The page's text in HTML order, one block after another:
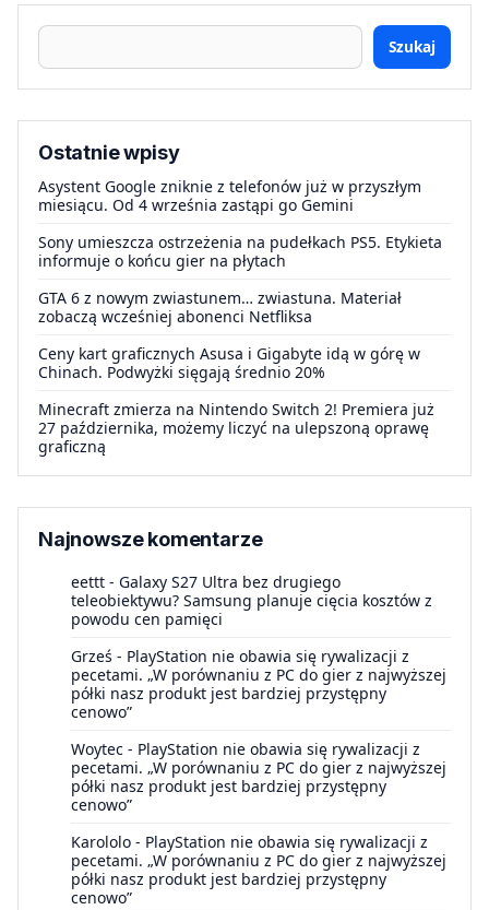
Szukaj
Ostatnie wpisy
Asystent Google zniknie z telefonów już w przyszłym
miesiącu. Od 4 września zastąpi go Gemini
Sony umieszcza ostrzeżenia na pudełkach PS5. Etykieta
informuje o końcu gier na płytach
GTA 6 z nowym zwiastunem… zwiastuna. Materiał
zobaczą wcześniej abonenci Netfliksa
Ceny kart graficznych Asusa i Gigabyte idą w górę w
Chinach. Podwyżki sięgają średnio 20%
Minecraft zmierza na Nintendo Switch 2! Premiera już
27 października, możemy liczyć na ulepszoną oprawę
graficzną
Najnowsze komentarze
eettt - Galaxy S27 Ultra bez drugiego
teleobiektywu? Samsung planuje cięcia kosztów z
powodu cen pamięci
Grześ - PlayStation nie obawia się rywalizacji z
pecetami. „W porównaniu z PC do gier z najwyższej
półki nasz produkt jest bardziej przystępny
cenowo”
Woytec - PlayStation nie obawia się rywalizacji z
pecetami. „W porównaniu z PC do gier z najwyższej
półki nasz produkt jest bardziej przystępny
cenowo”
Karololo - PlayStation nie obawia się rywalizacji z
pecetami. „W porównaniu z PC do gier z najwyższej
półki nasz produkt jest bardziej przystępny
cenowo”